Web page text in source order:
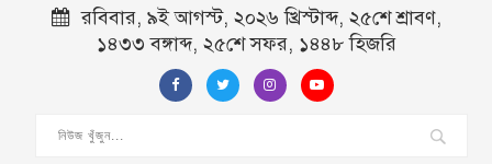
রবিবার, ৯ই আগস্ট, ২০২৬ খ্রিস্টাব্দ, ২৫শে শ্রাবণ,
১৪৩৩ বঙ্গাব্দ, ২৫শে সফর, ১৪৪৮ হিজরি